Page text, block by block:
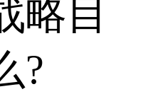
略目
?